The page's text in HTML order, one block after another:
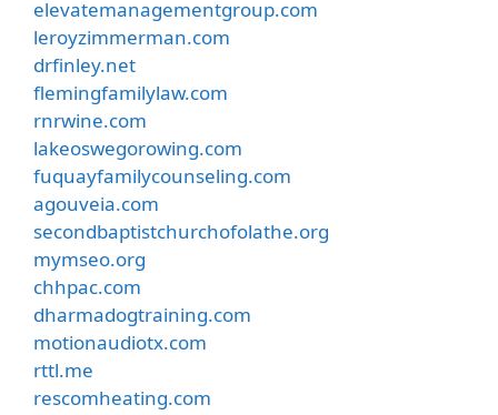
elevatemanagementgroup.com
leroyzimmerman.com
drfinley.net
flemingfamilylaw.com
rnrwine.com
lakeoswegorowing.com
fuquayfamilycounseling.com
agouveia.com
secondbaptistchurchofolathe.org
mymseo.org
chhpac.com
dharmadogtraining.com
motionaudiotx.com
rttl.me
rescomheating.com